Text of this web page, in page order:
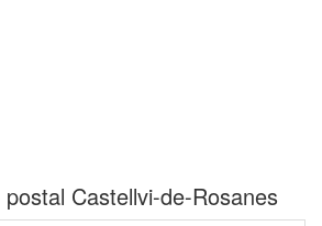
Castellvi-de-Rosanes